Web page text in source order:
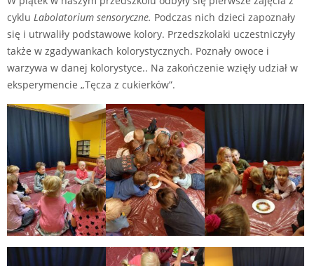
cyklu Labolatorium sensoryczne. Podczas nich dzieci zapoznały
się i utrwaliły podstawowe kolory. Przedszkolaki uczestniczyły
także w zgadywankach kolorystycznych. Poznały owoce i
warzywa w danej kolorystyce.. Na zakończenie wzięły udział w
eksperymencie „Tęcza z cukierków”.